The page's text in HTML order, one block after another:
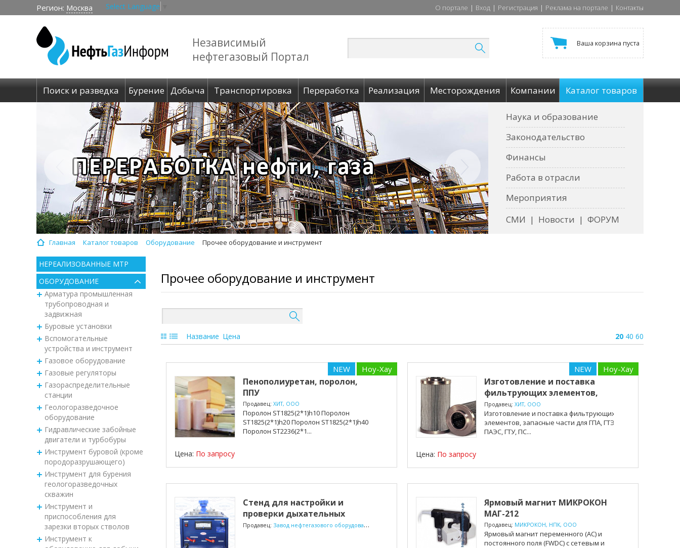
Регион: Москва Select Language О портале | Вход | Регистрация | Реклама на портале | Контакты
Независимый
нефтегазовый Портал
Ваша корзина пуста
Поиск и разведка Бурение Добыча Транспортировка Переработка Реализация Месторождения Компании Каталог товаров
Наука и образование
Законодательство
Финансы
Работа в отрасли
Мероприятия
СМИ | Новости | ФОРУМ
Главная Каталог товаров Оборудование Прочее оборудование и инструмент
НЕРЕАЛИЗОВАННЫЕ МТР
ОБОРУДОВАНИЕ
Арматура промышленная
трубопроводная и
задвижная
Буровые установки
Вспомогательные
устройства и инструмент
Газовое оборудование
Газовые регуляторы
Газораспределительные
станции
Геологоразведочное
оборудование
Гидравлические забойные
двигатели и турбобуры
Инструмент буровой (кроме
породоразрушающего)
Инструмент для бурения
геологоразведочных
скважин
Инструмент и
приспособления для
зарезки вторых стволов
Инструмент к
Прочее оборудование и инструмент
Название Цена 20 40 60
NEW Ноу-Хау
Пенополиуретан, поролон,
ППУ
Продавец: ХИТ, ООО
Поролон ST1825(2*1)h10 Поролон
ST1825(2*1)h20 Поролон ST1825(2*1)h40
Поролон ST2236(2*1...
Цена: По запросу
NEW Ноу-Хау
Изготовление и поставка
фильтрующих элементов,
зап...
Продавец: ХИТ, ООО
Изготовление и поставка фильтрующих
элементов, запасные части для ГПА, ГТЭС,
ПАЭС, ГТУ, ПС...
Цена: По запросу
Стенд для настройки и
проверки дыхательных
клапано...
Продавец: Завод нефтегазового оборудования «АВРОРА-НЕФТЬ», ООО
Ярмовый магнит МИКРОКОН
МАГ-212
Продавец: МИКРОКОН, НПК, ООО
Ярмовый магнит переменного (AC) и
постоянного поля (FWDC) с сетевым и